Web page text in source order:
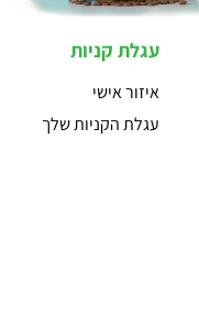
עגלת קניות
איזור אישי
עגלת הקניות שלך